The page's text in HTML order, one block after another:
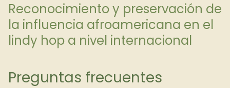
Reconocimiento y preservación de
la influencia afroamericana en el
lindy hop a nivel internacional
Preguntas frecuentes